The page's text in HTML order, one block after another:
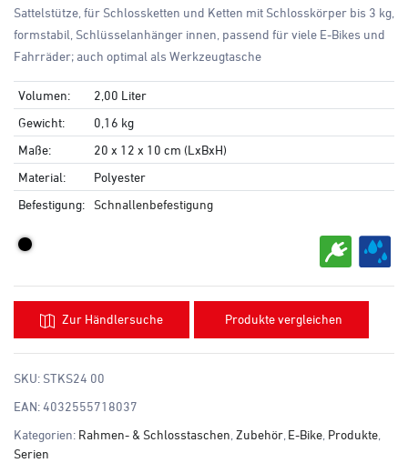
Sattelstütze, für Schlossketten und Ketten mit Schlosskörper bis 3 kg,
formstabil, Schlüsselanhänger innen, passend für viele E-Bikes und
Fahrräder; auch optimal als Werkzeugtasche
Volumen:
2,00 Liter
Gewicht:
0,16 kg
Maße:
20 x 12 x 10 cm (LxBxH)
Material:
Polyester
Befestigung:
Schnallenbefestigung
Zur Händlersuche Produkte vergleichen
SKU: STKS24 00
EAN:4032555718037
Kategorien: Rahmen- & Schlosstaschen Zubehör E-Bike Produkte
Serien